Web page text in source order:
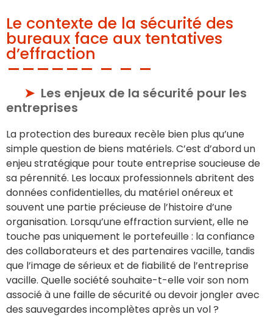
Le contexte de la sécurité des
bureaux face aux tentatives
d’effraction
Les enjeux de la sécurité pour les
entreprises
La protection des bureaux recèle bien plus qu’une
simple question de biens matériels. C’est d’abord un
enjeu stratégique pour toute entreprise soucieuse de
sa pérennité. Les locaux professionnels abritent des
données confidentielles, du matériel onéreux et
souvent une partie précieuse de l’histoire d’une
organisation. Lorsqu’une effraction survient, elle ne
touche pas uniquement le portefeuille : la confiance
des collaborateurs et des partenaires vacille, tandis
que l’image de sérieux et de fiabilité de l’entreprise
vacille. Quelle société souhaite-t-elle voir son nom
associé à une faille de sécurité ou devoir jongler avec
des sauvegardes incomplètes après un vol ?